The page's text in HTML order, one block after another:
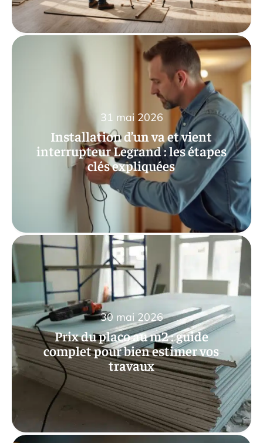
Installation d’un va et vient
interrupteur Legrand : les étapes
clés expliquées
31 mai 2026
Prix du placo au m2 : guide
complet pour bien estimer vos
travaux
30 mai 2026